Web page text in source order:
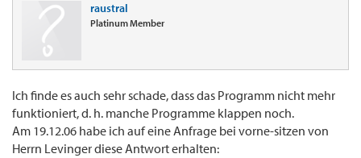
raustral
Platinum Member
Ich finde es auch sehr schade, dass das Programm nicht mehr
funktioniert, d. h. manche Programme klappen noch.
Am 19.12.06 habe ich auf eine Anfrage bei vorne-sitzen von
Herrn Levinger diese Antwort erhalten: